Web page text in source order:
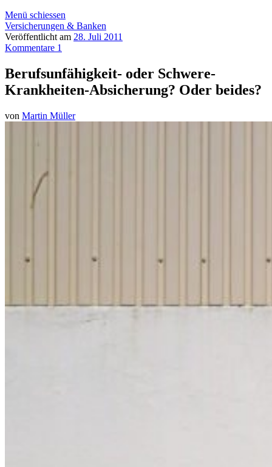
Menü schiessen
Versicherungen & Banken
Veröffentlicht am 28. Juli 2011
Kommentare 1
Berufsunfähigkeit- oder Schwere-
Krankheiten-Absicherung? Oder beides?
von Martin Müller